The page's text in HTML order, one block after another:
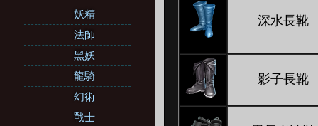
妖精
法師
黑妖
龍騎
幻術
戰士
深水長靴
影子長靴